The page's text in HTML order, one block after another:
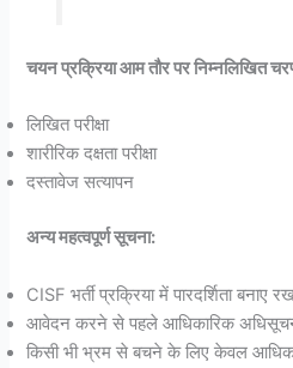
चयन प्रक्रिया आम तौर पर निम्नलिखित
लिखित परीक्षा
शारीरिक दक्षता परीक्षा
दस्तावेज सत्यापन
अन्य महत्वपूर्ण सूचना:
CISF भर्ती प्रक्रिया में पारदर्शिता बनाए
आवेदन करने से पहले आधिकारिक
किसी भी भ्रम से बचने के लिए केवल